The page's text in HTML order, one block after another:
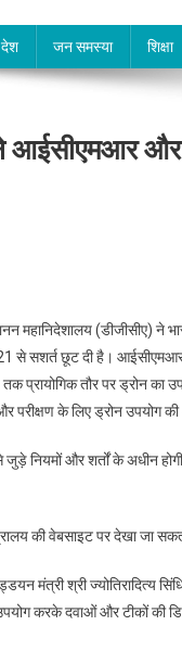
देश जन समस्या शिक्षा
आईसीएमआर
महानिदेशालय (डीजीसीए) ने
सशर्त छूट दी है। आईसीएमआर
प्रायोगिक तौर पर ड्रोन का
के लिए ड्रोन उपयोग की
नियमों और शर्तों के अधीन
की वेबसाइट पर देखा जा
मंत्री श्री ज्योतिरादित्य
करके दवाओं और टीकों की